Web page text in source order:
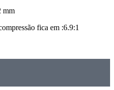
mm
fica em :6.9:1